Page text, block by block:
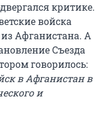
критике.
войска
Афганистана. А
Съезда
говорилось:
в Афганистан в
и